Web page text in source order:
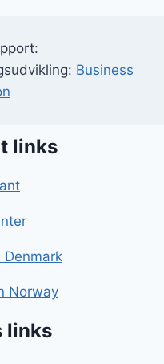
Business
links
Denmark
Norway
links